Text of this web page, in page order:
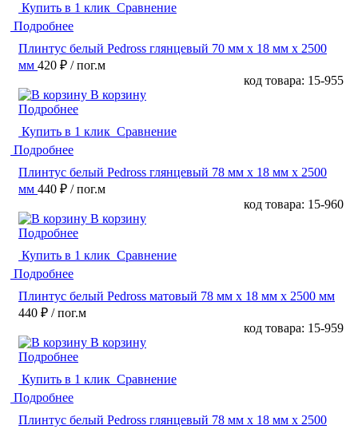
Купить в 1 клик Сравнение
Подробнее
Плинтус белый Pedross глянцевый 70 мм х 18 мм х 2500
мм 420 ₽ / пог.м
код товара: 15-955
В корзину
Подробнее
Купить в 1 клик Сравнение
Подробнее
Плинтус белый Pedross глянцевый 78 мм х 18 мм х 2500
мм 440 ₽ / пог.м
код товара: 15-960
В корзину
Подробнее
Купить в 1 клик Сравнение
Подробнее
Плинтус белый Pedross матовый 78 мм х 18 мм х 2500 мм
440 ₽ / пог.м
код товара: 15-959
В корзину
Подробнее
Купить в 1 клик Сравнение
Подробнее
Плинтус белый Pedross глянцевый 78 мм х 18 мм х 2500